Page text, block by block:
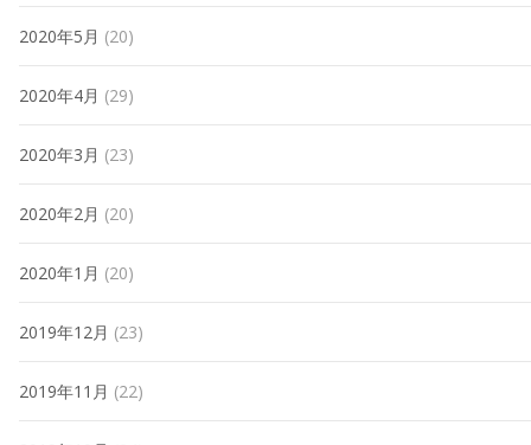
2020年5月 (20)
2020年4月 (29)
2020年3月 (23)
2020年2月 (20)
2020年1月 (20)
2019年12月 (23)
2019年11月 (22)